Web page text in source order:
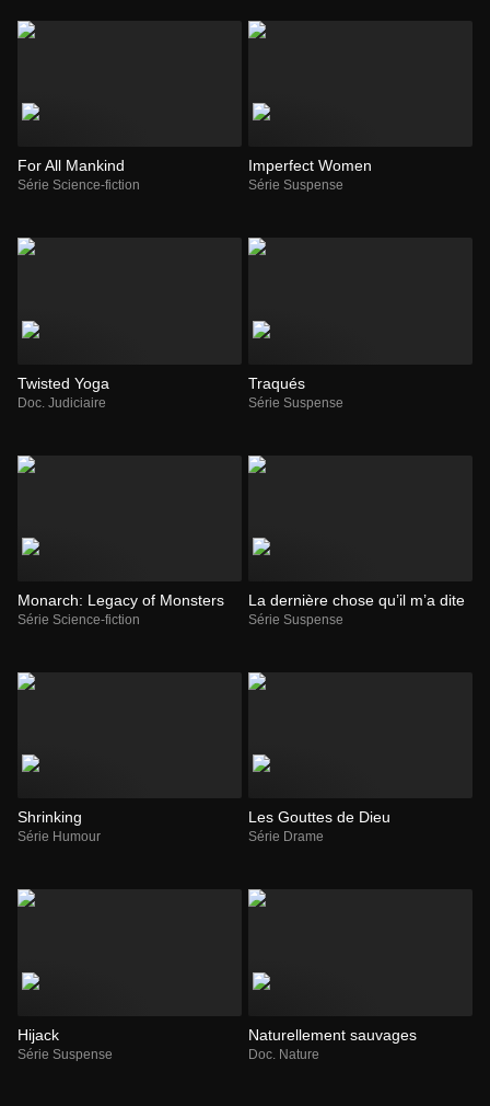
For All Mankind
Série Science-fiction
Imperfect Women
Série Suspense
Twisted Yoga
Doc. Judiciaire
Traqués
Série Suspense
Monarch: Legacy of Monsters
Série Science-fiction
La dernière chose qu’il m’a dite
Série Suspense
Shrinking
Série Humour
Les Gouttes de Dieu
Série Drame
Hijack
Série Suspense
Naturellement sauvages
Doc. Nature